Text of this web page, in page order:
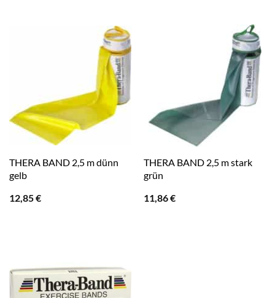
THERA BAND 2,5 m dünn
gelb
12,85€
THERA BAND 2,5 m stark
grün
11,86€